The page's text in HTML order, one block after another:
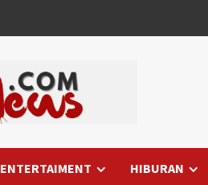
ENTERTAIMENT HIBURAN